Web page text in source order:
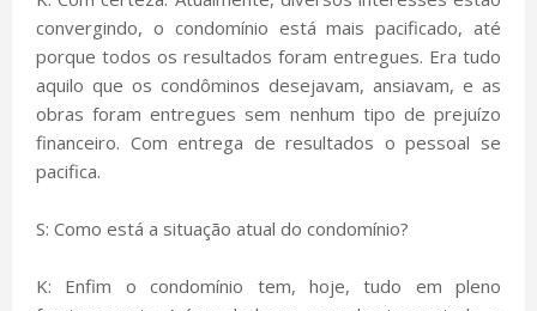
convergindo, o condomínio está mais pacificado, até
porque todos os resultados foram entregues. Era tudo
aquilo que os condôminos desejavam, ansiavam, e as
obras foram entregues sem nenhum tipo de prejuízo
financeiro. Com entrega de resultados o pessoal se
pacifica.
S: Como está a situação atual do condomínio?
K: Enfim o condomínio tem, hoje, tudo em pleno